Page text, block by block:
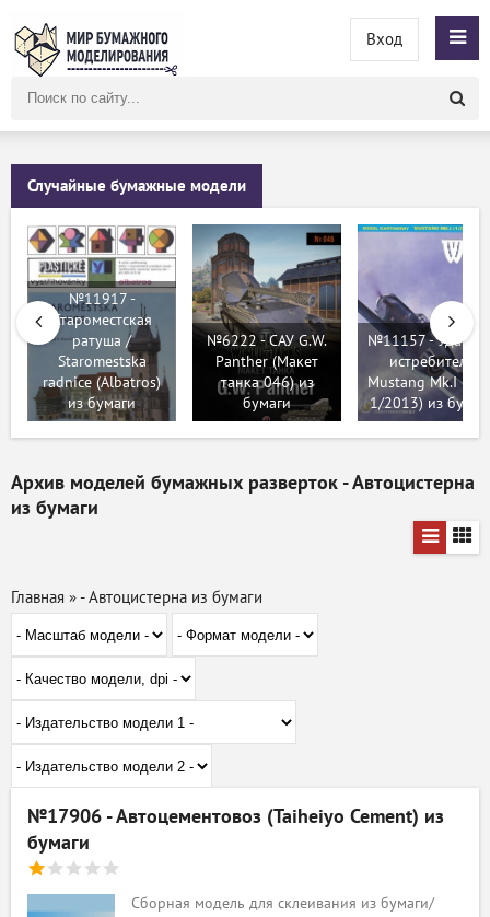
сайту
Вход
Случайные бумажные модели
№11917 -
Староместская
ратуша /
Staromestska
radnice (Albatros)
из бумаги
№6222 - САУ G.W.
Panther (Макет
танка 046) из
бумаги
№11157 -
истребитель
Mustang Mk.I
1/2013) из
Архив моделей бумажных разверток - Автоцистерна
из бумаги
Главная »- Автоцистерна из бумаги
№17906 - Автоцементовоз (Taiheiyo Cement) из
бумаги
Сборная модель для склеивания из бумаги/